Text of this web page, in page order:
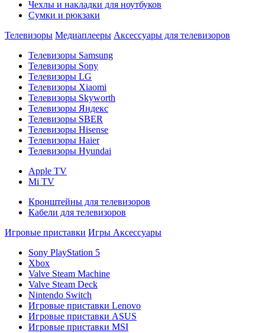
Чехлы и накладки для ноутбуков
Сумки и рюкзаки
Телевизоры Медиаплееры Аксессуары для телевизоров
Телевизоры Samsung
Телевизоры Sony
Телевизоры LG
Телевизоры Xiaomi
Телевизоры Skyworth
Телевизоры Яндекс
Телевизоры SBER
Телевизоры Hisense
Телевизоры Haier
Телевизоры Hyundai
Apple TV
Mi TV
Кронштейны для телевизоров
Кабели для телевизоров
Игровые приставки Игры Аксессуары
Sony PlayStation 5
Xbox
Valve Steam Machine
Valve Steam Deck
Nintendo Switch
Игровые приставки Lenovo
Игровые приставки ASUS
Игровые приставки MSI